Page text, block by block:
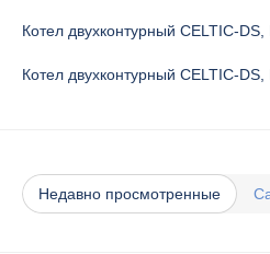
Котел двухконтурный CELTIC-
Котел двухконтурный CELTIC-
Недавно просмотренные